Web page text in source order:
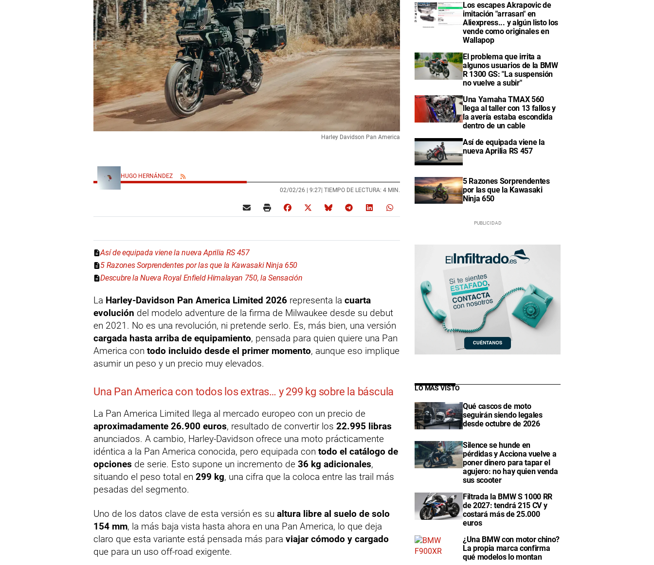
Harley Davidson Pan America
HUGO HERNÁNDEZ
02/02/26 | 9:27 | TIEMPO DE LECTURA: 4 MIN.
Así de equipada viene la nueva Aprilia RS 457
5 Razones Sorprendentes por las que la Kawasaki Ninja 650
Descubre la Nueva Royal Enfield Himalayan 750, la Sensación
La Harley-Davidson Pan America Limited 2026 representa la cuarta
evolución del modelo adventure de la firma de Milwaukee desde su debut
en 2021. No es una revolución, ni pretende serlo. Es, más bien, una versión
cargada hasta arriba de equipamiento, pensada para quien quiere una Pan
America con todo incluido desde el primer momento, aunque eso implique
asumir un peso y un precio muy elevados.
Una Pan America con todos los extras… y 299 kg sobre la báscula
La Pan America Limited llega al mercado europeo con un precio de
aproximadamente 26.900 euros, resultado de convertir los 22.995 libras
anunciados. A cambio, Harley-Davidson ofrece una moto prácticamente
idéntica a la Pan America conocida, pero equipada con todo el catálogo de
opciones de serie. Esto supone un incremento de 36 kg adicionales,
situando el peso total en 299 kg, una cifra que la coloca entre las trail más
pesadas del segmento.
Uno de los datos clave de esta versión es su altura libre al suelo de solo
154 mm, la más baja vista hasta ahora en una Pan America, lo que deja
claro que esta variante está pensada más para viajar cómodo y cargado
que para un uso off-road exigente.
Los escapes Akrapovic de
imitación "arrasan" en
Aliexpress... y algún listo los
vende como originales en
Wallapop
El problema que irrita a
algunos usuarios de la BMW
R 1300 GS: "La suspensión
no vuelve a subir"
Una Yamaha TMAX 560
llega al taller con 13 fallos y
la avería estaba escondida
dentro de un cable
Así de equipada viene la
nueva Aprilia RS 457
5 Razones Sorprendentes
por las que la Kawasaki
Ninja 650
LO MÁS VISTO
Qué cascos de moto
seguirán siendo legales
desde octubre de 2026
Silence se hunde en
pérdidas y Acciona vuelve a
poner dinero para tapar el
agujero: no hay quien venda
sus scooter
Filtrada la BMW S 1000 RR
de 2027: tendrá 215 CV y
costará más de 25.000
euros
¿Una BMW con motor chino?
La propia marca confirma
qué modelos lo montan